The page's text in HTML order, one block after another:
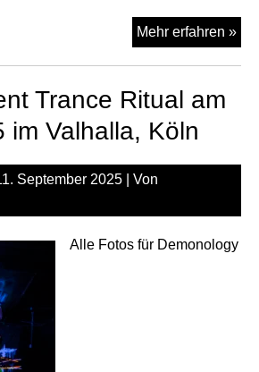
Mehr erfahren »
am
Trance Ritual am
im Valhalla, Köln
September 2025 | Von
Alle Fotos für Demonology